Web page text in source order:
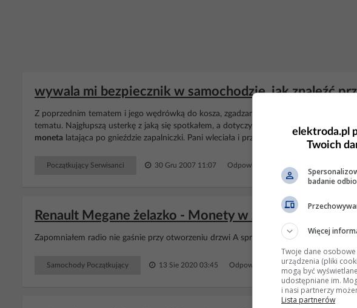
wywala mi bezpiecznik w samochodzie, jak znaleźć
Z poprzednim tematem i jego wędrówką do kosza, zgadzam się całkowicie. Może
tematu. Najgłupszą usterkę z jaką się spotkałem, a dotyczyła właśnie wywalania
moneta latająca po gnieździe zapalniczki. Pani wleciała i przypadkowo, w zależności od
Początkujący Serwisanci 30 Gru 2007 11:07 Odpowiedzi: 13 Wyświetleń: 7444
Renault Megane żelazko - Monety w zapalniczce,
Zapomniałem radio nie gaśnie przy otworzeniu drzwi A sprawdziłeś ten bezpiecznik o
Samochody Początkujący 13 Sie 2020 03:45 Odpowiedzi: 8 Wyświetleń: 1140
elektroda.pl
Twoich
badanie
Więcej
Twoje dane
urządzenia (pliki
mogą być
udostępniane im.
i nasi partnerzy
Lista partnerów